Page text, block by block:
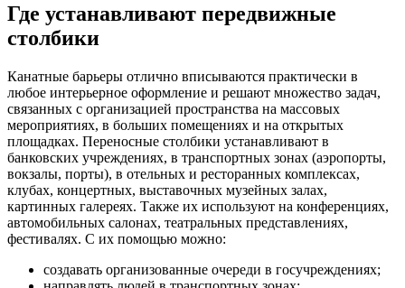
Где устанавливают передвижные
столбики
Канатные барьеры отлично вписываются практически в
любое интерьерное оформление и решают множество задач,
связанных с организацией пространства на массовых
мероприятиях, в больших помещениях и на открытых
площадках. Переносные столбики устанавливают в
банковских учреждениях, в транспортных зонах (аэропорты,
вокзалы, порты), в отельных и ресторанных комплексах,
клубах, концертных, выставочных музейных залах,
картинных галереях. Также их используют на конференциях,
автомобильных салонах, театральных представлениях,
фестивалях. С их помощью можно:
создавать организованные очереди в госучреждениях;